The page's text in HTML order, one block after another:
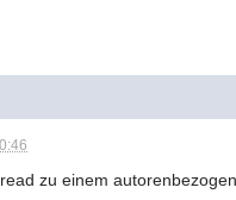
zu einem